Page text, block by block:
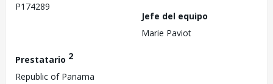
P174289
Jefe del equipo
Marie Paviot
Prestatario 2
Republic of Panama